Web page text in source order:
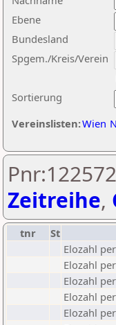
Ebene
Sortierung
Bundesland
Spgem./Kreis/Verein
Vereinslisten:Wien
Zeitreihe,
tnr St
Elozahl
Elozahl
Elozahl
Elozahl
Elozahl